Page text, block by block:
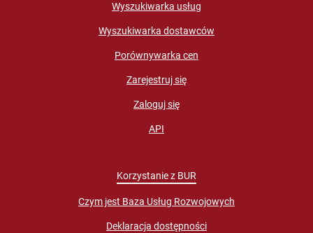
Wyszukiwarka usług
Wyszukiwarka dostawców
Porównywarka cen
Zarejestruj się
Zaloguj się
API
Korzystanie z BUR
Czym jest Baza Usług Rozwojowych
Deklaracja dostępności